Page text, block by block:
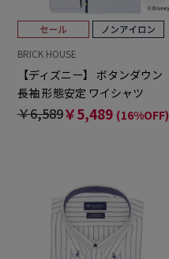
BRICK HOUSE
【ディズニー】 ボタンダウン
長袖 形態安定 ワイシャツ
￥6,589￥5,489 (16%OFF)